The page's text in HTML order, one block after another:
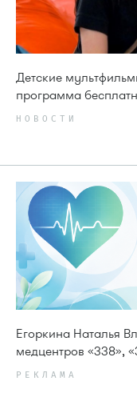
Детские
программа
НОВОСТИ
Егоркина Наталья
медцентров «338»,
РЕКЛАМА